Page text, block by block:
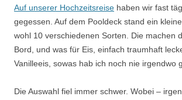
Auf unserer Hochzeitsreise haben wir fast
gegessen. Auf dem Pooldeck stand ein
wohl 10 verschiedenen Sorten. Die machen
Bord, und was für Eis, einfach traumhaft
Vanilleeis, sowas hab ich noch nie irgendwo
Die Auswahl fiel immer schwer. Wobei –